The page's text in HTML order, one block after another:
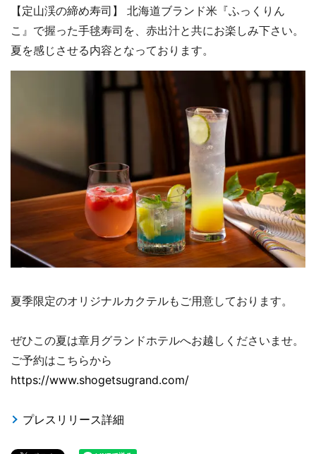
【定山渓の締め寿司】 北海道ブランド米『ふっくりん
こ』で握った手毬寿司を、赤出汁と共にお楽しみ下さい。
夏を感じさせる内容となっております。
夏季限定のオリジナルカクテルもご用意しております。
ぜひこの夏は章月グランドホテルへお越しくださいませ。
ご予約はこちらから
https://www.shogetsugrand.com/
プレスリリース詳細